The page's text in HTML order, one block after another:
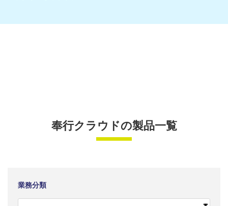
奉行クラウドの製品一覧
業務分類